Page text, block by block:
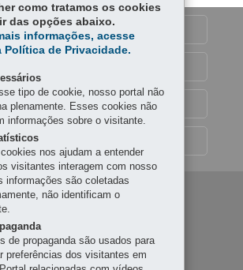
SITE
CORRUPÇÃO
INSTITUCIONAL
como tratamos os cookies
das opções abaixo.
informações, acesse
Política de Privacidade.
tipo de cookie, nosso portal não
plenamente. Esses cookies não
informações sobre o visitante.
nos ajudam a entender
visitantes interagem com nosso
informações são coletadas
não identificam o
de propaganda são usados para
preferências dos visitantes em